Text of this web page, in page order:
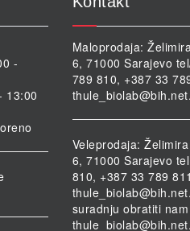
-
13:00
Maloprodaja:
6, 71000 Sarajevo
789 810, +387 33
Veleprodaja:
6, 71000 Sarajevo
810, +387 33 789
suradnju obratiti